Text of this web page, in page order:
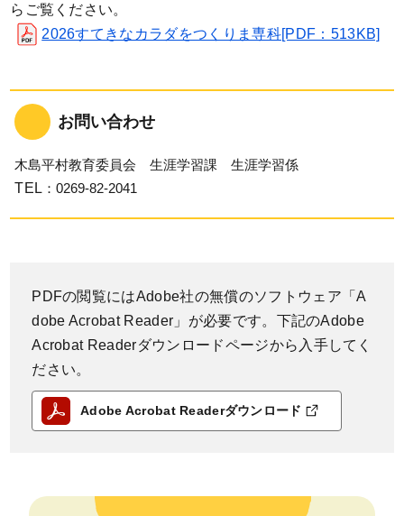
らご覧ください。
2026すてきなカラダをつくりま専科[PDF：513KB]
お問い合わせ
木島平村教育委員会 生涯学習課 生涯学習係
TEL ：0269-82-2041
PDFの閲覧にはAdobe社の無償のソフトウェア「A
dobe Acrobat Reader」が必要です。下記のAdobe
Acrobat Readerダウンロードページから入手してく
ださい。
Adobe Acrobat Readerダウンロード